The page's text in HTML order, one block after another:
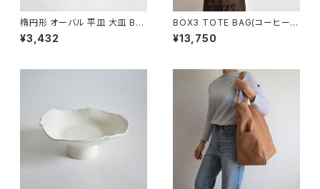
楕円形 オーバル 平皿 大皿 BS
P088
¥3,432
BOX3 TOTE BAG(コーヒー/
ブラウン）
¥13,750